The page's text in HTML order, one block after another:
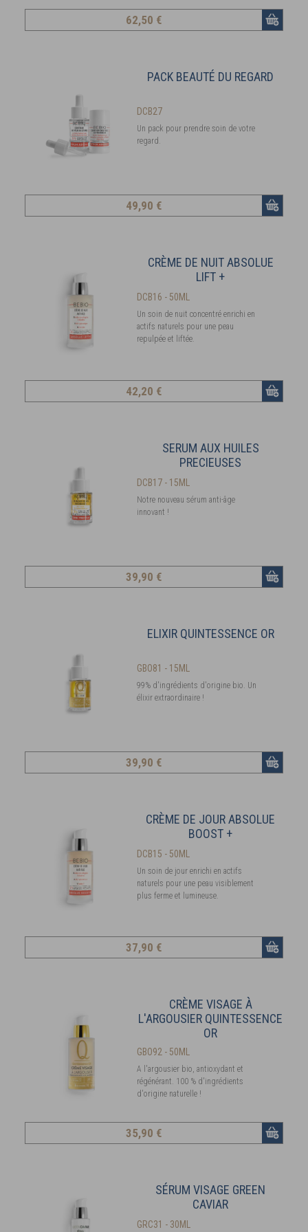
62,50 €
PACK BEAUTÉ DU REGARD
DCB27
Un pack pour prendre soin de votre
regard.
49,90 €
CRÈME DE NUIT ABSOLUE
LIFT +
DCB16 - 50ML
Un soin de nuit concentré enrichi en
actifs naturels pour une peau
repulpée et liftée.
42,20 €
SERUM AUX HUILES
PRECIEUSES
DCB17 - 15ML
Notre nouveau sérum anti-âge
innovant !
39,90 €
ELIXIR QUINTESSENCE OR
GBO81 - 15ML
99% d'ingrédients d'origine bio. Un
élixir extraordinaire !
39,90 €
CRÈME DE JOUR ABSOLUE
BOOST +
DCB15 - 50ML
Un soin de jour enrichi en actifs
naturels pour une peau visiblement
plus ferme et lumineuse.
37,90 €
CRÈME VISAGE À
L'ARGOUSIER QUINTESSENCE
OR
GBO92 - 50ML
A l'argousier bio, antioxydant et
régénérant. 100 % d'ingrédients
d'origine naturelle !
35,90 €
SÉRUM VISAGE GREEN
CAVIAR
GRC31 - 30ML